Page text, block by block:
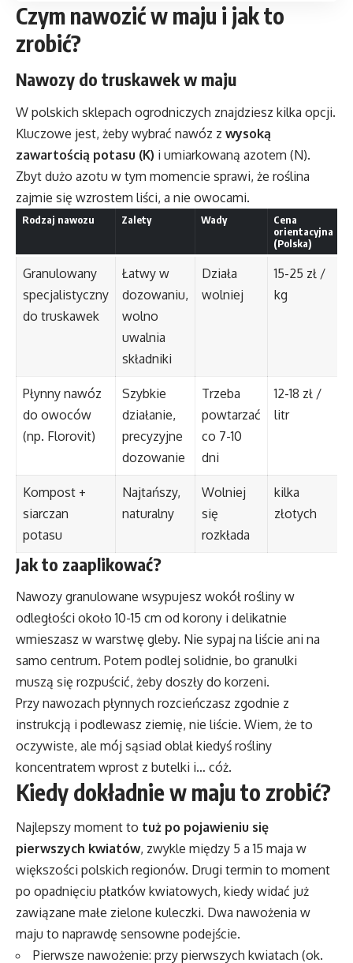
Czym nawozić w maju i jak to
zrobić?
Nawozy do truskawek w maju
W polskich sklepach ogrodniczych znajdziesz kilka opcji.
Kluczowe jest, żeby wybrać nawóz z wysoką
zawartością potasu (K) i umiarkowaną azotem (N).
Zbyt dużo azotu w tym momencie sprawi, że roślina
zajmie się wzrostem liści, a nie owocami.
Rodzaj nawozu Zalety Wady
Cena
orientacyjna
(Polska)
Granulowany
specjalistyczny
do truskawek
Łatwy w
dozowaniu,
wolno
uwalnia
składniki
Działa
wolniej
15-25 zł /
kg
Płynny nawóz
do owoców
(np. Florovit)
Szybkie
działanie,
precyzyjne
dozowanie
Trzeba
powtarzać
co 7-10
dni
12-18 zł /
litr
Kompost +
siarczan
potasu
Najtańszy,
naturalny
Wolniej
się
rozkłada
kilka
złotych
Jak to zaaplikować?
Nawozy granulowane wsypujesz wokół rośliny w
odległości około 10-15 cm od korony i delikatnie
wmieszasz w warstwę gleby. Nie sypaj na liście ani na
samo centrum. Potem podlej solidnie, bo granulki
muszą się rozpuścić, żeby doszły do korzeni.
Przy nawozach płynnych rozcieńczasz zgodnie z
instrukcją i podlewasz ziemię, nie liście. Wiem, że to
oczywiste, ale mój sąsiad oblał kiedyś rośliny
koncentratem wprost z butelki i… cóż.
Kiedy dokładnie w maju to zrobić?
Najlepszy moment to tuż po pojawieniu się
pierwszych kwiatów, zwykle między 5 a 15 maja w
większości polskich regionów. Drugi termin to moment
po opadnięciu płatków kwiatowych, kiedy widać już
zawiązane małe zielone kuleczki. Dwa nawożenia w
maju to naprawdę sensowne podejście.
Pierwsze nawożenie: przy pierwszych kwiatach (ok.